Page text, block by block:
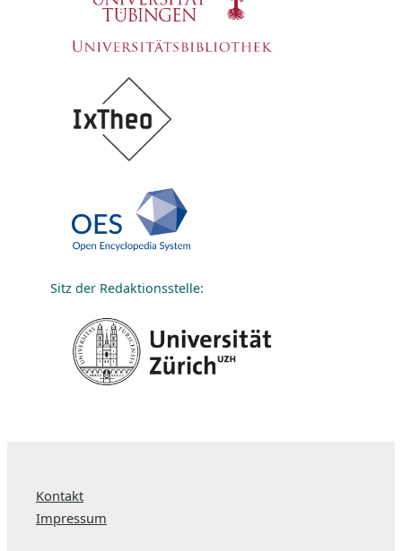
Sitz der Redaktionsstelle:
Kontakt
Impressum